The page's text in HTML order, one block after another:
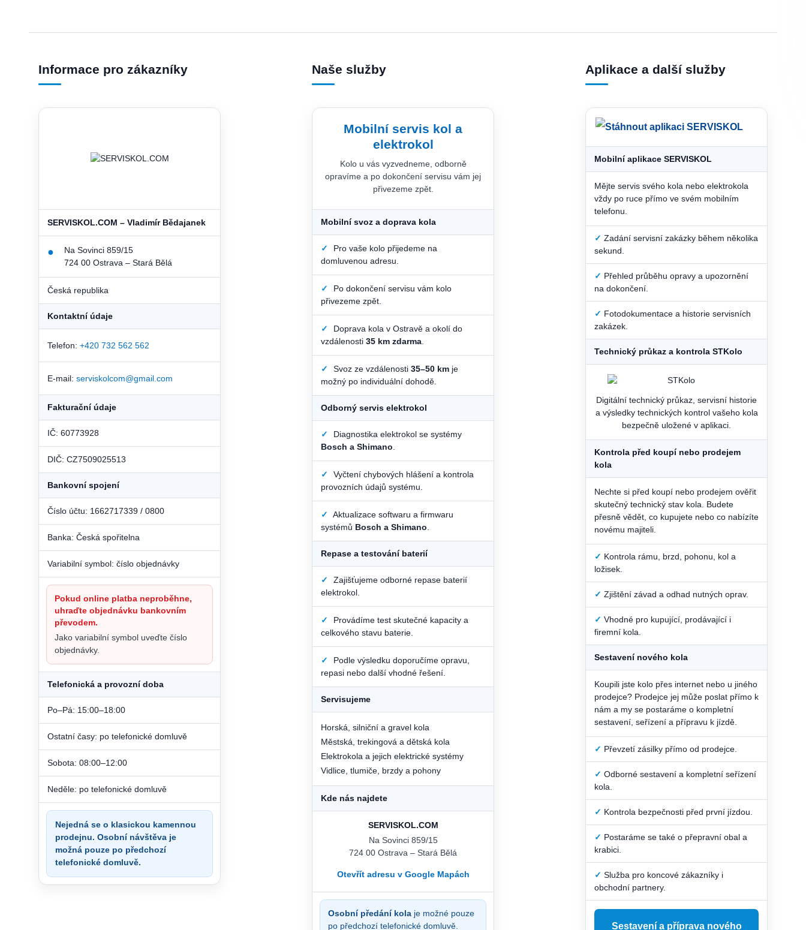
Informace pro zákazníky
SERVISKOL.COM – Vladimír Bědajanek
●
Na Sovinci 859/15
724 00 Ostrava – Stará Bělá
Česká republika
Kontaktní údaje
Telefon: +420 732 562 562
E-mail: serviskolcom@gmail.com
Fakturační údaje
IČ: 60773928
DIČ: CZ7509025513
Bankovní spojení
Číslo účtu: 1662717339 / 0800
Banka: Česká spořitelna
Variabilní symbol: číslo objednávky
Pokud online platba neproběhne,
uhraďte objednávku bankovním
převodem.
Jako variabilní symbol uveďte číslo
objednávky.
Telefonická a provozní doba
Po–Pá: 15:00–18:00
Ostatní časy: po telefonické domluvě
Sobota: 08:00–12:00
Neděle: po telefonické domluvě
Nejedná se o klasickou kamennou
prodejnu. Osobní návštěva je
možná pouze po předchozí
telefonické domluvě.
Naše služby
Mobilní servis kol a
elektrokol
Kolo u vás vyzvedneme, odborně
opravíme a po dokončení servisu vám jej
přivezeme zpět.
Mobilní svoz a doprava kola
✓
Pro vaše kolo přijedeme na
domluvenou adresu.
✓
Po dokončení servisu vám kolo
přivezeme zpět.
✓
Doprava kola v Ostravě a okolí do
vzdálenosti 35 km zdarma
✓ Svoz ze vzdálenosti 35–50 km je
možný po individuální dohodě.
Odborný servis elektrokol
✓
Diagnostika elektrokol se systémy
Bosch a Shimano
✓
Vyčtení chybových hlášení a kontrola
provozních údajů systému.
✓
Aktualizace softwaru a firmwaru
systémů Bosch a Shimano
Repase a testování baterií
✓
Zajišťujeme odborné repase baterií
elektrokol.
✓
Provádíme test skutečné kapacity a
celkového stavu baterie.
✓
Podle výsledku doporučíme opravu,
repasi nebo další vhodné řešení.
Servisujeme
Horská, silniční a gravel kola
Městská, trekingová a dětská kola
Elektrokola a jejich elektrické systémy
Vidlice, tlumiče, brzdy a pohony
Kde nás najdete
SERVISKOL.COM
Na Sovinci 859/15
724 00 Ostrava – Stará Bělá
Otevřít adresu v Google Mapách
Osobní předání kola je možné pouze
po předchozí telefonické domluvě.
Aplikace a další služby
Mobilní aplikace SERVISKOL
Mějte servis svého kola nebo elektrokola
vždy po ruce přímo ve svém mobilním
telefonu.
✓ Zadání servisní zakázky během několika
sekund.
✓ Přehled průběhu opravy a upozornění
na dokončení.
✓ Fotodokumentace a historie servisních
zakázek.
Technický průkaz a kontrola STKolo
Digitální technický průkaz, servisní historie
a výsledky technických kontrol vašeho kola
bezpečně uložené v aplikaci.
Kontrola před koupí nebo prodejem
kola
Nechte si před koupí nebo prodejem ověřit
skutečný technický stav kola. Budete
přesně vědět, co kupujete nebo co nabízíte
novému majiteli.
✓ Kontrola rámu, brzd, pohonu, kol a
ložisek.
✓ Zjištění závad a odhad nutných oprav.
✓ Vhodné pro kupující, prodávající i
firemní kola.
Sestavení nového kola
Koupili jste kolo přes internet nebo u jiného
prodejce? Prodejce jej může poslat přímo k
nám a my se postaráme o kompletní
sestavení, seřízení a přípravu k jízdě.
✓ Převzetí zásilky přímo od prodejce.
✓ Odborné sestavení a kompletní seřízení
kola.
✓ Kontrola bezpečnosti před první jízdou.
✓ Postaráme se také o přepravní obal a
krabici.
✓ Služba pro koncové zákazníky i
obchodní partnery.
Sestavení a příprava nového